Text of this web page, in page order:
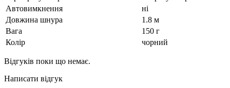
Автовимкнення
ні
Довжина шнура
1.8 м
Вага
150 г
Колір
чорний
Відгуків поки що немає.
Написати відгук